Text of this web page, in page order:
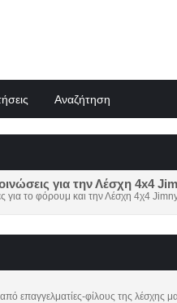
Αναζήτηση
για την Λέσχη 4x4
για το φόρουμ και την Λέσχη 4χ4
επαγγελματίες-φίλους της λέσχης